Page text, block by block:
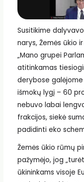
Susitikime
narys, Žemės ūkio
„Mano grupei
atitinkamas
derybose
išmokų lygį – 60
nebuvo labai
frakcijos, siekė
padidinti eko
Žemės ūkio rūmų
pažymėjo, jog
ūkininkams visoje